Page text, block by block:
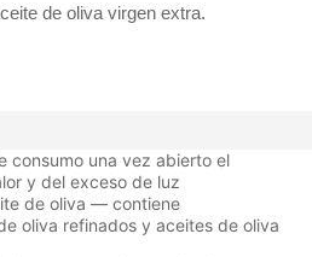
de oliva virgen extra.
consumo una vez abierto el
y del exceso de luz
de oliva — contiene
oliva refinados y aceites de oliva